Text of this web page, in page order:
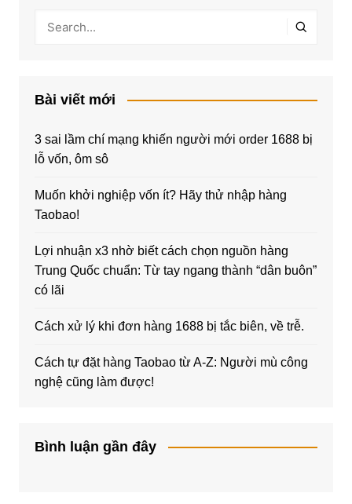
Bài viết mới
3 sai lầm chí mạng khiến người mới order 1688 bị
lỗ vốn, ôm sô
Muốn khởi nghiệp vốn ít? Hãy thử nhập hàng
Taobao!
Lợi nhuận x3 nhờ biết cách chọn nguồn hàng
Trung Quốc chuẩn: Từ tay ngang thành “dân buôn”
có lãi
Cách xử lý khi đơn hàng 1688 bị tắc biên, về trễ.
Cách tự đặt hàng Taobao từ A-Z: Người mù công
nghệ cũng làm được!
Bình luận gần đây